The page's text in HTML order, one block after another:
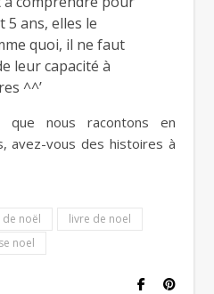
5 ans, elles le
quoi, il ne faut
leur capacité à
^^’
nous racontons en
avez-vous des histoires à
de noël
livre de noel
noel